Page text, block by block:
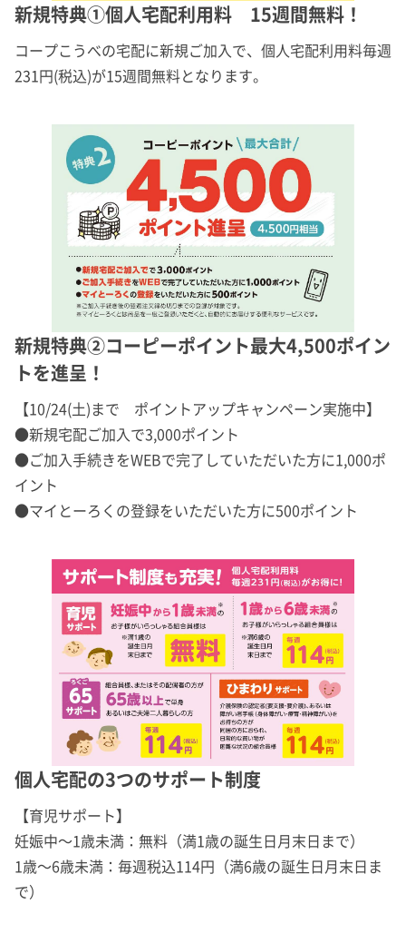
新規特典①個人宅配利用料 15週間無料！
コープこうべの宅配に新規ご加入で、個人宅配利用料毎週
231円(税込)が15週間無料となります。
新規特典②コーピーポイント最大4,500ポイン
トを進呈！
【10/24(土)まで ポイントアップキャンペーン実施中】
●新規宅配ご加入で3,000ポイント
●ご加入手続きをWEBで完了していただいた方に1,000ポ
イント
●マイとーろくの登録をいただいた方に500ポイント
個人宅配の3つのサポート制度
【育児サポート】
妊娠中～1歳未満：無料（満1歳の誕生日月末日まで）
1歳～6歳未満：毎週税込114円（満6歳の誕生日月末日ま
で）